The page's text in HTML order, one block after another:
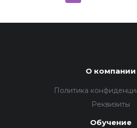
О компании
Политика
Реквизиты
Обучение